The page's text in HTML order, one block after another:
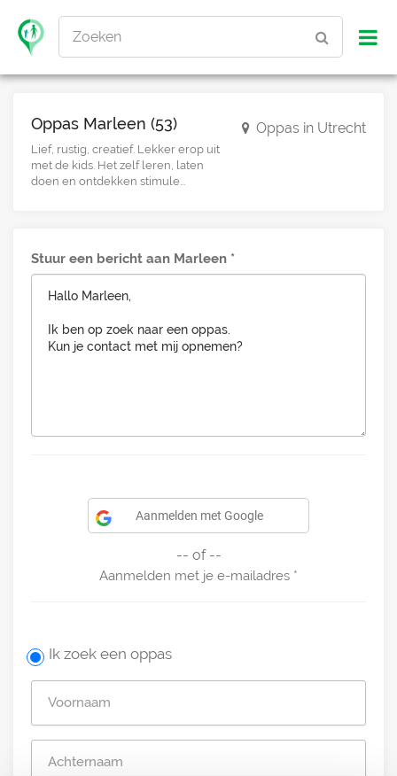
Zoeken
Oppas Marleen (53)
Lief, rustig, creatief. Lekker erop uit
met de kids. Het zelf leren, laten
doen en ontdekken stimule...
Oppas in Utrecht
Stuur een bericht aan Marleen
Aanmelden met Google
-- of --
Aanmelden met je e-mailadres
Ik zoek een oppas